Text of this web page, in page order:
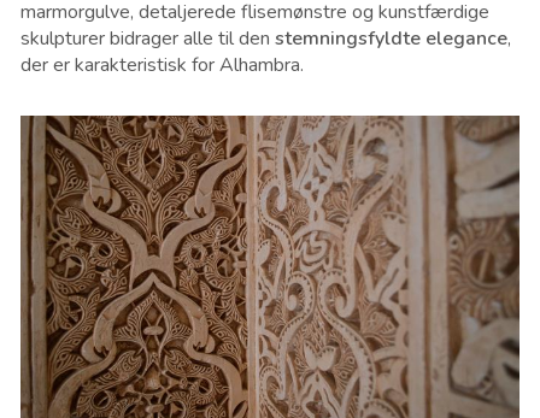
marmorgulve, detaljerede flisemønstre og kunstfærdige
skulpturer bidrager alle til den stemningsfyldte elegance,
der er karakteristisk for Alhambra.